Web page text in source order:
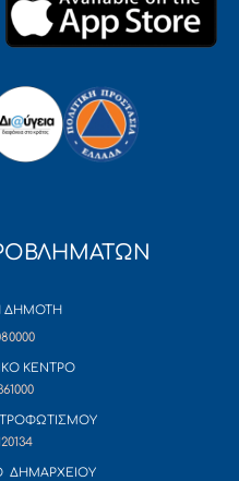
ΔΗΜΟΤΗ
ΚΕΝΤΡΟ
ΔΗΜΑΡΧΕΙΟΥ